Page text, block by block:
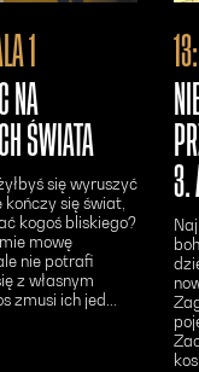
- Bilety24
1 Otwiera się w
NA
ŚWIATA
się wyruszyć
się świat,
kogoś bliskiego?
mowę
nie potrafi
z własnym
zmusi ich jed...
3.